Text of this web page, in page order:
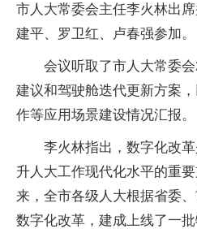
市人大常委会主任李火林出
建平、罗卫红、卢春强参加。
会议听取了市人大常委
建议和驾驶舱迭代更新方案
作等应用场景建设情况汇报。
李火林指出，数字化改
升人大工作现代化水平的重
来，全市各级人大根据省委
数字化改革，建成上线了一